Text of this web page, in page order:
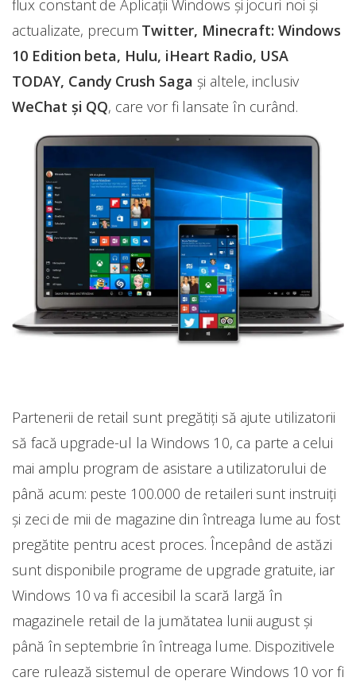
flux constant de Aplicații Windows și jocuri noi şi
actualizate, precum Twitter, Minecraft: Windows
10 Edition beta, Hulu, iHeart Radio, USA
TODAY, Candy Crush Saga și altele, inclusiv
WeChat și QQ, care vor fi lansate în curând.
Partenerii de retail sunt pregătiți să ajute utilizatorii
să facă upgrade-ul la Windows 10, ca parte a celui
mai amplu program de asistare a utilizatorului de
până acum: peste 100.000 de retaileri sunt instruiți
şi zeci de mii de magazine din întreaga lume au fost
pregătite pentru acest proces. Începând de astăzi
sunt disponibile programe de upgrade gratuite, iar
Windows 10 va fi accesibil la scară largă în
magazinele retail de la jumătatea lunii august şi
până în septembrie în întreaga lume. Dispozitivele
care rulează sistemul de operare Windows 10 vor fi